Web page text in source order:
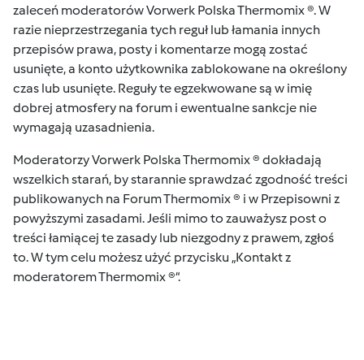
zaleceń moderatorów Vorwerk Polska Thermomix ®. W
razie nieprzestrzegania tych reguł lub łamania innych
przepisów prawa, posty i komentarze mogą zostać
usunięte, a konto użytkownika zablokowane na określony
czas lub usunięte. Reguły te egzekwowane są w imię
dobrej atmosfery na forum i ewentualne sankcje nie
wymagają uzasadnienia.
Moderatorzy Vorwerk Polska Thermomix ® dokładają
wszelkich starań, by starannie sprawdzać zgodność treści
publikowanych na Forum Thermomix ® i w Przepisowni z
powyższymi zasadami. Jeśli mimo to zauważysz post o
treści łamiącej te zasady lub niezgodny z prawem, zgłoś
to. W tym celu możesz użyć przycisku „Kontakt z
moderatorem Thermomix ®“.